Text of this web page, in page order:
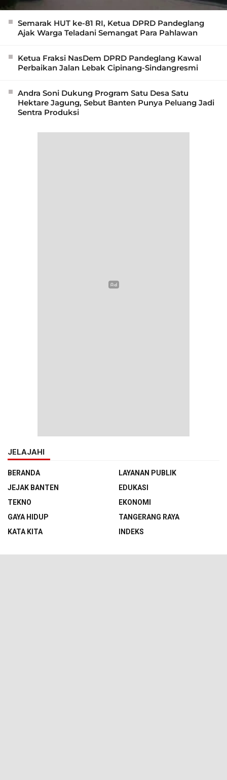
Semarak HUT ke-81 RI, Ketua DPRD Pandeglang
Ajak Warga Teladani Semangat Para Pahlawan
Ketua Fraksi NasDem DPRD Pandeglang Kawal
Perbaikan Jalan Lebak Cipinang-Sindangresmi
Andra Soni Dukung Program Satu Desa Satu
Hektare Jagung, Sebut Banten Punya Peluang Jadi
Sentra Produksi
JELAJAHI
BERANDA
LAYANAN PUBLIK
JEJAK BANTEN
EDUKASI
TEKNO
EKONOMI
GAYA HIDUP
TANGERANG RAYA
KATA KITA
INDEKS